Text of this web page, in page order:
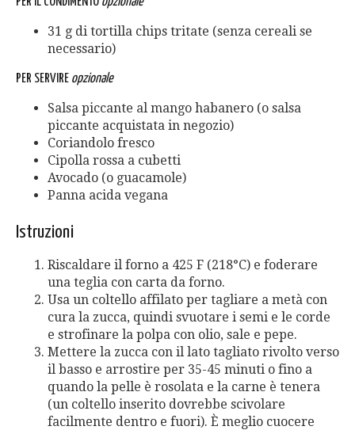
31 g di tortilla chips tritate (senza cereali se
necessario)
PER SERVIRE opzionale
Salsa piccante al mango habanero (o salsa
piccante acquistata in negozio)
Coriandolo fresco
Cipolla rossa a cubetti
Avocado (o guacamole)
Panna acida vegana
Istruzioni
Riscaldare il forno a 425 F (218°C) e foderare
una teglia con carta da forno.
Usa un coltello affilato per tagliare a metà con
cura la zucca, quindi svuotare i semi e le corde
e strofinare la polpa con olio, sale e pepe.
Mettere la zucca con il lato tagliato rivolto verso
il basso e arrostire per 35-45 minuti o fino a
quando la pelle è rosolata e la carne è tenera
(un coltello inserito dovrebbe scivolare
facilmente dentro e fuori). È meglio cuocere